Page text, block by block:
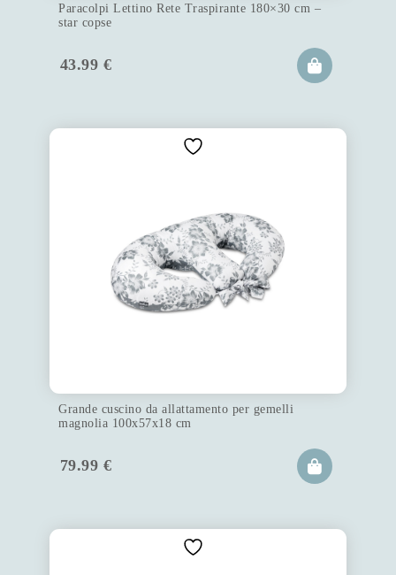
Paracolpi Lettino Rete Traspirante 180×30 cm –
star copse
43.99 €
Grande cuscino da allattamento per gemelli
magnolia 100x57x18 cm
79.99 €